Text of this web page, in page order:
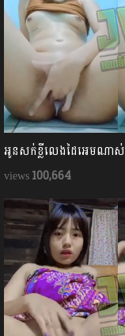
អូនសក់ខ្លីលេងដៃអេមណាស់
100,664